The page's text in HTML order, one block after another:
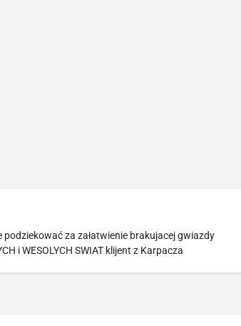
podziekować za załatwienie brakujacej gwiazdy
i WESOLYCH SWIAT klijent z Karpacza